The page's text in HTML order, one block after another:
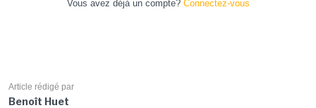
Vous avez déjà un compte? Connectez-vous
Article rédigé par
Benoît Huet